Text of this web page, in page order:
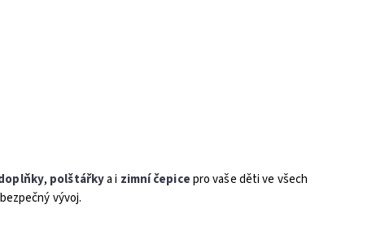
, polštářkya i zimní čepicepro vaše děti ve všech
vývoj.